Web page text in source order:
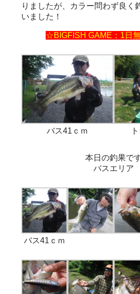
りましたが、カラー問わず良く
いました！
☆BIGFISH GAME：1日
バス41ｃｍ
本日の釣果で
バスエリア
バス41ｃｍ